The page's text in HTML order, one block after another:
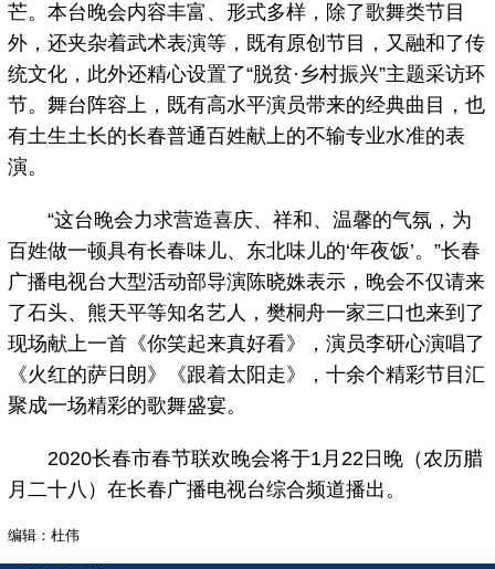
芒。本台晚会内容丰富、形式多样，除了歌舞类节目
外，还夹杂着武术表演等，既有原创节目，又融和了传
统文化，此外还精心设置了“脱贫·乡村振兴”主题采访环
节。舞台阵容上，既有高水平演员带来的经典曲目，也
有土生土长的长春普通百姓献上的不输专业水准的表
演。
“这台晚会力求营造喜庆、祥和、温馨的气氛，为
百姓做一顿具有长春味儿、东北味儿的‘年夜饭’。”长春
广播电视台大型活动部导演陈晓姝表示，晚会不仅请来
了石头、熊天平等知名艺人，樊桐舟一家三口也来到了
现场献上一首《你笑起来真好看》，演员李研心演唱了
《火红的萨日朗》《跟着太阳走》，十余个精彩节目汇
聚成一场精彩的歌舞盛宴。
2020长春市春节联欢晚会将于1月22日晚（农历腊
月二十八）在长春广播电视台综合频道播出。
编辑：杜伟